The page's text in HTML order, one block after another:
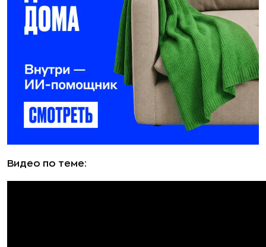
Видео по теме: